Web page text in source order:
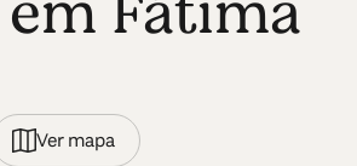
Ver mapa